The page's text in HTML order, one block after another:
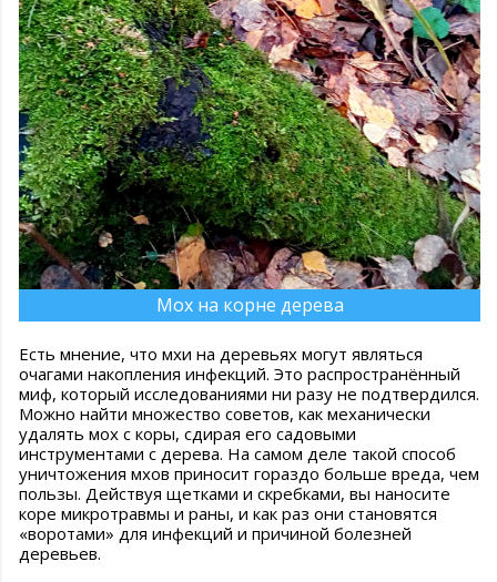
Мох на корне дерева
Есть мнение, что мхи на деревьях могут являться
очагами накопления инфекций. Это распространённый
миф, который исследованиями ни разу не подтвердился.
Можно найти множество советов, как механически
удалять мох с коры, сдирая его садовыми
инструментами с дерева. На самом деле такой способ
уничтожения мхов приносит гораздо больше вреда, чем
пользы. Действуя щетками и скребками, вы наносите
коре микротравмы и раны, и как раз они становятся
«воротами» для инфекций и причиной болезней
деревьев.